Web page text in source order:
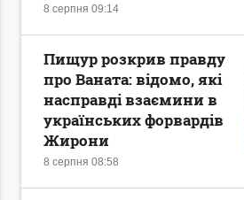
8 серпня 09:14
8 серпня 08:58
Пищур розкрив правду
про Ваната: відомо, які
насправді взаємини в
українських форвардів
Жирони